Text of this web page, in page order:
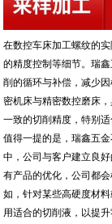
在数控车床加工螺纹的
的精度控制等细节。瑞
削的循环与补偿，减少
密机床与精密数控磨床
一致的切削精度，特别
值得一提的是，瑞鑫五
中，公司与客户建立良
有产品的优化，公司都
如，针对某些高硬度材
用适合的切削液，以提